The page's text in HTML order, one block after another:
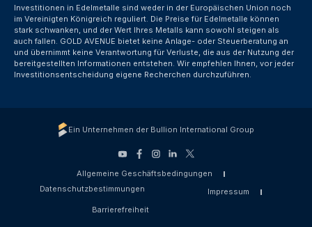
Investitionen in Edelmetalle sind weder in der Europäischen Union noch
im Vereinigten Königreich reguliert. Die Preise für Edelmetalle können
stark schwanken, und der Wert Ihres Metalls kann sowohl steigen als
auch fallen. GOLD AVENUE bietet keine Anlage- oder Steuerberatung an
und übernimmt keine Verantwortung für Verluste, die aus der Nutzung der
bereitgestellten Informationen entstehen. Wir empfehlen Ihnen, vor jeder
Investitionsentscheidung eigene Recherchen durchzuführen.
Ein Unternehmen der Bullion International Group
Allgemeine Geschäftsbedingungen
Datenschutzbestimmungen
Impressum
Barrierefreiheit